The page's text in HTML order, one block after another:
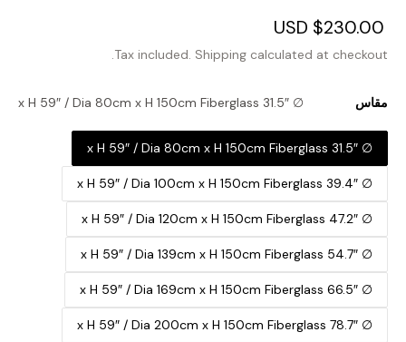
Sale
price
$230.00 USD
price
Tax included. Shipping calculated at checkout.
مقاس ∅ 31.5″ x H 59″ / Dia 80cm x H 150cm Fiberglass
∅ 31.5″ x H 59″ / Dia 80cm x H 150cm Fiberglass
∅ 39.4″ x H 59″ / Dia 100cm x H 150cm Fiberglass
∅ 47.2″ x H 59″ / Dia 120cm x H 150cm Fiberglass
∅ 54.7″ x H 59″ / Dia 139cm x H 150cm Fiberglass
∅ 66.5″ x H 59″ / Dia 169cm x H 150cm Fiberglass
∅ 78.7″ x H 59″ / Dia 200cm x H 150cm Fiberglass